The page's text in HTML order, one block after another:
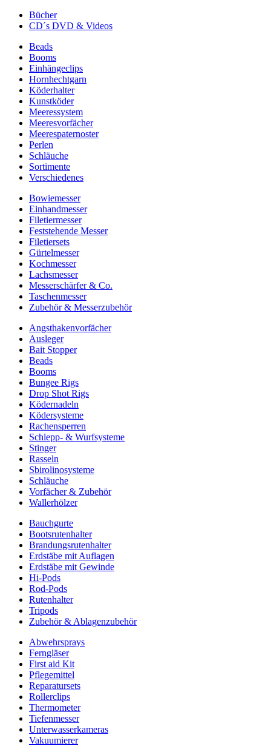
Bücher
CD´s DVD & Videos
Beads
Booms
Einhängeclips
Hornhechtgarn
Köderhalter
Kunstköder
Meeressystem
Meeresvorfächer
Meerespaternoster
Perlen
Schläuche
Sortimente
Verschiedenes
Bowiemesser
Einhandmesser
Filetiermesser
Feststehende Messer
Filetiersets
Gürtelmesser
Kochmesser
Lachsmesser
Messerschärfer & Co.
Taschenmesser
Zubehör & Messerzubehör
Angsthakenvorfächer
Ausleger
Bait Stopper
Beads
Booms
Bungee Rigs
Drop Shot Rigs
Ködernadeln
Ködersysteme
Rachensperren
Schlepp- & Wurfsysteme
Stinger
Rasseln
Sbirolinosysteme
Schläuche
Vorfächer & Zubehör
Wallerhölzer
Bauchgurte
Bootsrutenhalter
Brandungsrutenhalter
Erdstäbe mit Auflagen
Erdstäbe mit Gewinde
Hi-Pods
Rod-Pods
Rutenhalter
Tripods
Zubehör & Ablagenzubehör
Abwehrsprays
Ferngläser
First aid Kit
Pflegemittel
Reparatursets
Rollerclips
Thermometer
Tiefenmesser
Unterwasserkameras
Vakuumierer